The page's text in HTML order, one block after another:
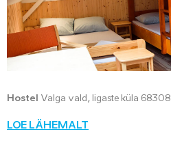
Hostel Valga vald, Iigaste küla 68308
LOE LÄHEMALT